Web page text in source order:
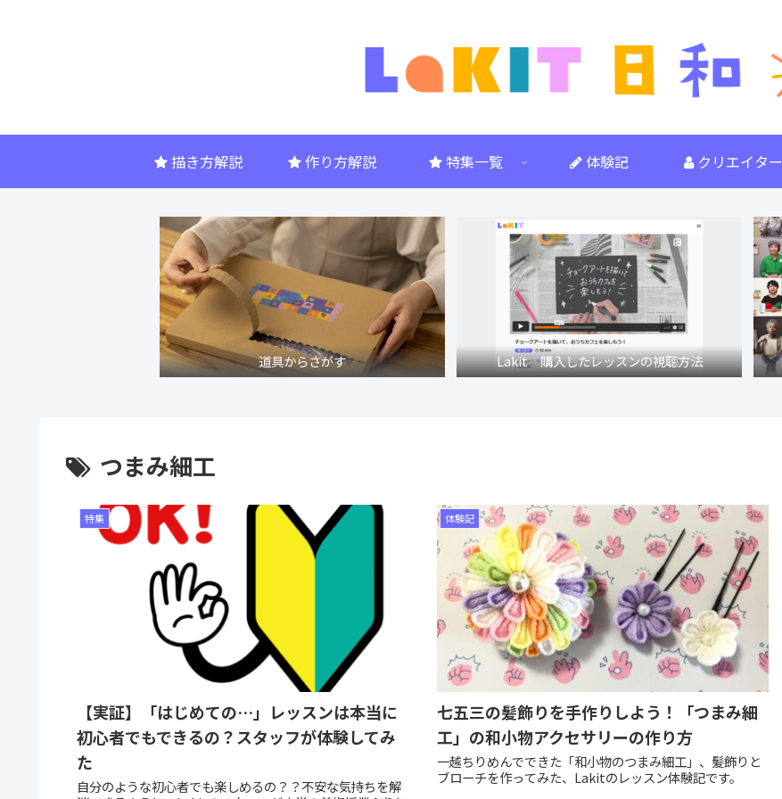
描き方解説 作り方解説 特集一覧 体験記 クリエイター
道具からさがす Lakit 購入したレッスンの視聴方法
つまみ細工
特集
【実証】「はじめての…」レッスンは本当に
初心者でもできるの？スタッフが体験してみ
た
自分のような初心者でも楽しめるの？？不安な気持ちを解
体験記
七五三の髪飾りを手作りしよう！「つまみ細
工」の和小物アクセサリーの作り方
一越ちりめんでできた「和小物のつまみ細工」、髪飾りと
ブローチを作ってみた、Lakitのレッスン体験記です。